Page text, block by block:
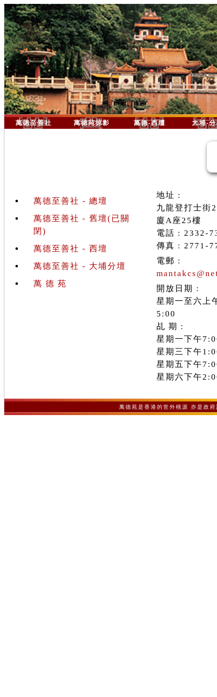
萬德至善社 萬德苑掠影 萬德-西壇 大埔-
萬德至善社 - 總壇
萬德至善社 - 舊壇(已關
閉)
萬德至善社 - 西壇
萬德至善社 - 大埔分壇
萬 德 苑
地址 :
九龍登打士街
廈A座25樓
電話 : 2332-
傳真 : 2771-
電郵 :
開放日期 :
星期一至六上
5:00
乩 期 :
星期一下午
星期三下午
星期五下午
星期六下午
萬德苑是香港的世外桃源 亦是